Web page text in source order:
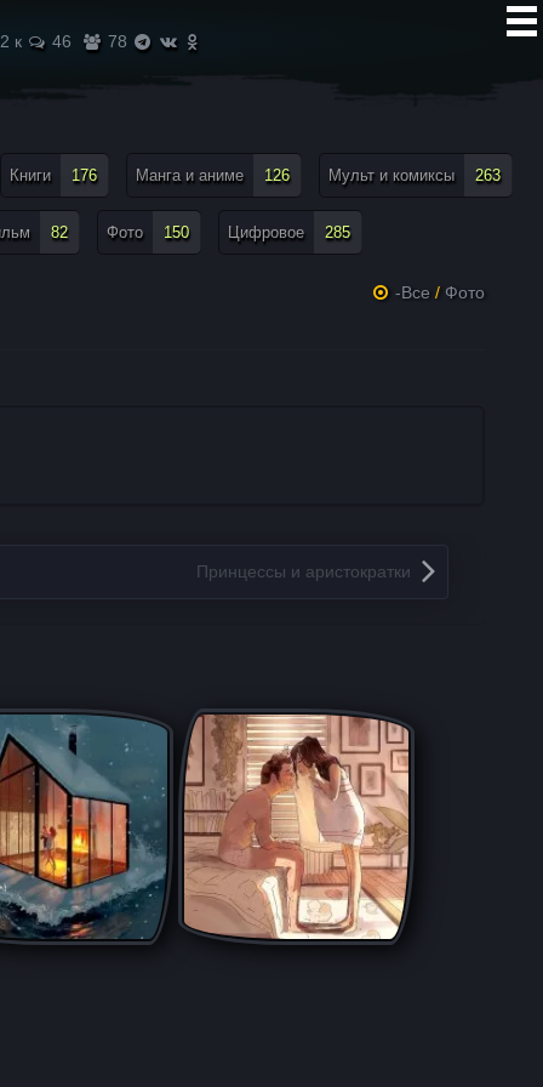
2 к 46 78
Книги 176 Манга и аниме 126 Мульт и комиксы 263
82 Фото 150 Цифровое 285
-Все / Фото
Принцессы и аристократки